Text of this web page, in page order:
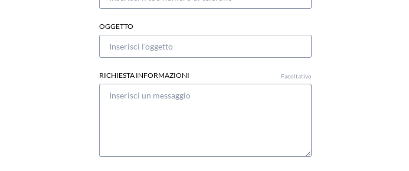
OGGETTO
RICHIESTA INFORMAZIONI Facoltativo